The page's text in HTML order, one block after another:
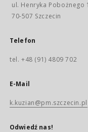
ul. Henryka Pobożnego
70-507 Szczecin
Telefon
tel. +48 (91) 4809 702
E-Mail
k.kuzian@pm.szczecin.pl
Odwiedź nas!